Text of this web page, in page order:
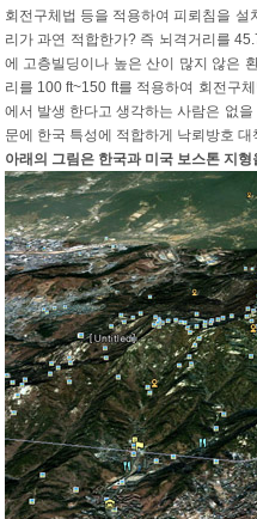
회전구체법 등을 적용하여 피뢰침을
리가 과연 적합한가? 즉 뇌격거리를
에 고층빌딩이나 높은 산이 많지 않은
리를 100 ft~150 ft를 적용하여 회전구
에서 발생 한다고 생각하는 사람은 없
문에 한국 특성에 적합하게 낙뢰방호
아래의 그림은 한국과 미국 보스톤 지형